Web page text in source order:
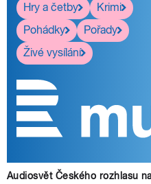
Hry a četby
Krimi
Pohádky
Pořady
Živé vysílání
Audiosvět Českého rozhlasu